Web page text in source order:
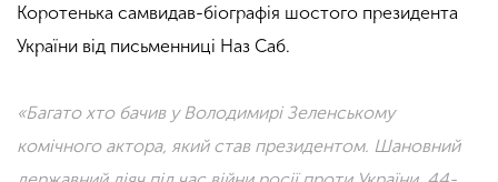
Коротенька самвидав-біографія шостого президента
України від письменниці Наз Саб.
«Багато хто бачив у Володимирі Зеленському
комічного актора, який став президентом. Шановний